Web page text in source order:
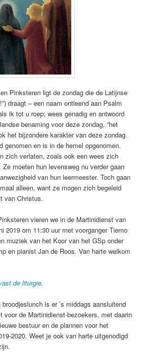
Pinksteren ligt de zondag die de Latijnse
draagt – een naam ontleend aan Psalm
ik tot u roep; wees genadig en antwoord
benaming voor deze zondag, “het
het bijzondere karakter van deze zondag.
genomen en is in de hemel opgenomen.
zich verlaten, zoals ook een wees zich
moeten hun levensweg nu verder gaan
van hun leermeester. Toch gaan
alleen, want ze mogen zich begeleid
van Christus.
vieren we in de Martinidienst van
2019 om 11:30 uur met voorganger Tiemo
muziek van het Koor van het GSp onder
en pianist Jan de Roos. Van harte welkom
de liturgie.
is er ’s middags aansluitend
voor de Martinidienst-bezoekers, met daarin
bestuur en de plannen voor het
2020. Weet je ook van harte uitgenodigd